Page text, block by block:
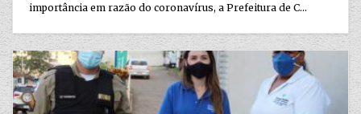
importância em razão do coronavírus, a Prefeitura de C...